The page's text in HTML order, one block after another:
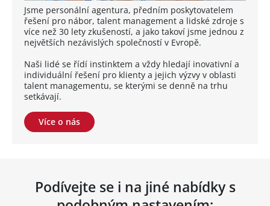
Jsme personální agentura, předním poskytovatelem
řešení pro nábor, talent management a lidské zdroje s
více než 30 lety zkušeností, a jako takoví jsme jednou z
největších nezávislých společností v Evropě.
Naši lidé se řídí instinktem a vždy hledají inovativní a
individuální řešení pro klienty a jejich výzvy v oblasti
talent managementu, se kterými se denně na trhu
setkávají.
Více o nás
Podívejte se i na jiné nabídky s